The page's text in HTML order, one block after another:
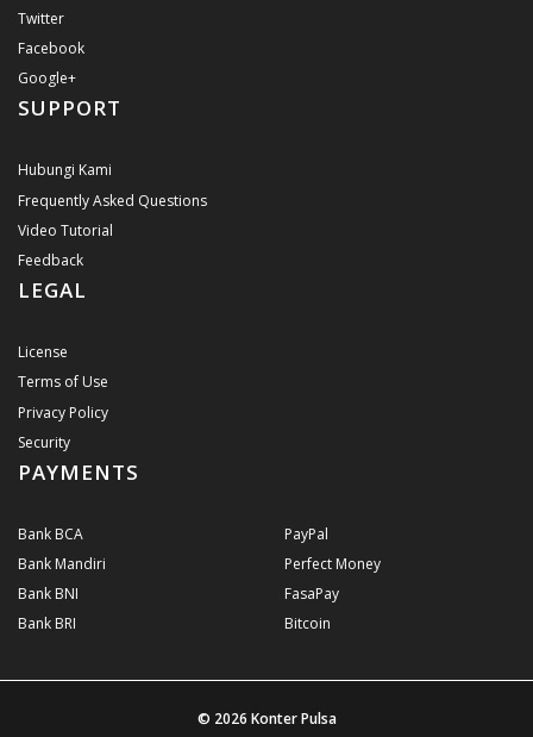
Twitter
Facebook
Google+
SUPPORT
Hubungi Kami
Frequently Asked Questions
Video Tutorial
Feedback
LEGAL
License
Terms of Use
Privacy Policy
Security
PAYMENTS
Bank BCA
Bank Mandiri
Bank BNI
Bank BRI
PayPal
Perfect Money
FasaPay
Bitcoin
© 2026 Konter Pulsa